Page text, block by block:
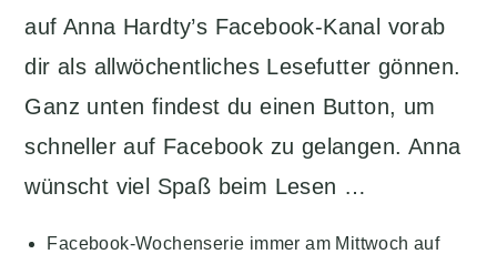
auf Anna Hardty’s Facebook-Kanal vorab
dir als allwöchentliches Lesefutter gönnen.
Ganz unten findest du einen Button, um
schneller auf Facebook zu gelangen. Anna
wünscht viel Spaß beim Lesen …
Facebook-Wochenserie immer am Mittwoch auf